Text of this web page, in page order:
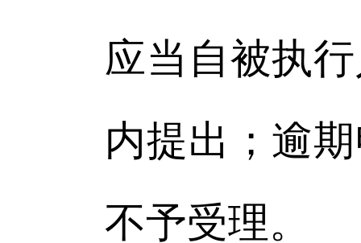
应当自被执
内提出；逾
不予受理。